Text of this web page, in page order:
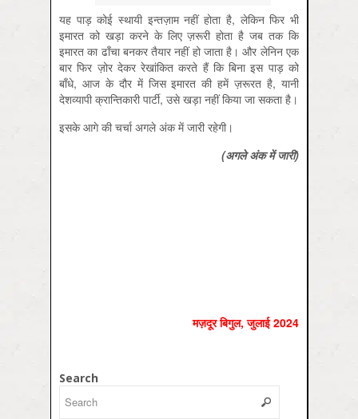
यह पाड़ कोई स्थायी इन्तज़ाम नहीं होता है, लेकिन फिर भी
इमारत को खड़ा करने के लिए ज़रूरी होता है जब तक कि
इमारत का ढाँचा बनकर तैयार नहीं हो जाता है। और लेनिन एक
बार फिर ज़ोर देकर रेखांकित करते हैं कि बिना इस पाड़ को
बाँधे, आज के दौर में जिस इमारत की हमें ज़रूरत है, यानी
देशव्यापी क्रान्तिकारी पार्टी, उसे खड़ा नहीं किया जा सकता है।
इसके आगे की चर्चा अगले अंक में जारी रहेगी।
(अगलेअंकमेंजारी)
मज़दूर बिगुल, जुलाई 2024
Search